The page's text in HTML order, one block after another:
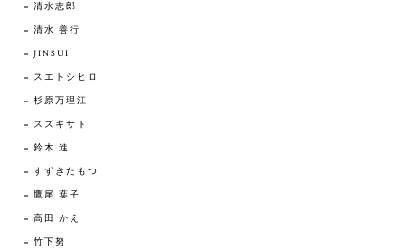
清水志郎
清水 善行
JINSUI
スエトシヒロ
杉原万理江
スズキサト
鈴木 進
すずきたもつ
鷹尾 葉子
高田 かえ
竹下努